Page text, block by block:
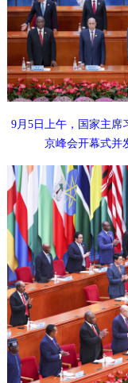
9月5日上午，国家主席
京峰会开幕式并